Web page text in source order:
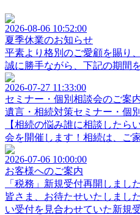
2026-08-06 10:52:00
夏季休業のお知らせ
平素より格別のご愛顧を賜り
誠に勝手ながら、下記の期間
2026-07-27 11:33:00
セミナー・個別相談会のご案
遺言・相続対策セミナー・個
【相続の悩み誰に相談したら
会を開催します！相続は、ご
2026-07-06 10:00:00
お客様へのご案内
「税務」新規受付再開しました
皆さま、お待たせいたしまし
い受付を見合わせていた新規